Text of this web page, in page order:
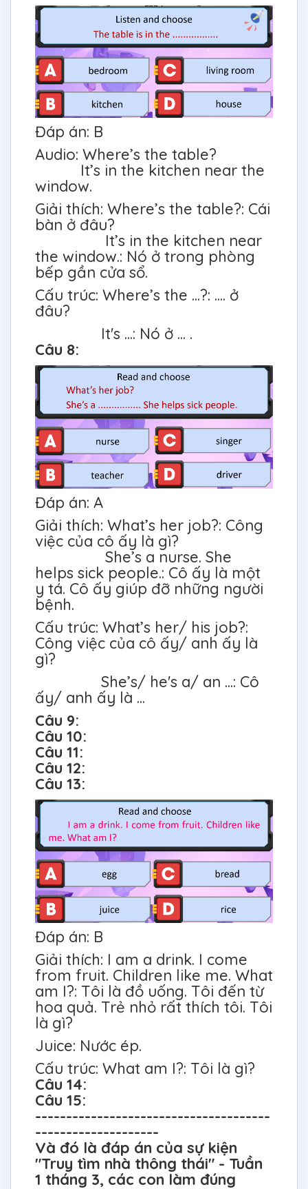
Đáp án: B
Audio: Where’s the table?
It’s in the kitchen near the
window.
Giải thích: Where’s the table?: Cái
bàn ở đâu?
It’s in the kitchen near
the window.: Nó ở trong phòng
bếp gần cửa sổ.
Cấu trúc: Where’s the ...?: .... ở
đâu?
It's ...: Nó ở ... .
Câu 8:
Đáp án: A
Giải thích: What’s her job?: Công
việc của cô ấy là gì?
She’s a nurse. She
helps sick people.: Cô ấy là một
y tá. Cô ấy giúp đỡ những người
bệnh.
Cấu trúc: What’s her/ his job?:
Công việc của cô ấy/ anh ấy là
gì?
She’s/ he's a/ an ...: Cô
ấy/ anh ấy là ...
Câu 9:
Câu 10:
Câu 11:
Câu 12:
Câu 13:
Đáp án: B
Giải thích: I am a drink. I come
from fruit. Children like me. What
am I?: Tôi là đồ uống. Tôi đến từ
hoa quả. Trẻ nhỏ rất thích tôi. Tôi
là gì?
Juice: Nước ép.
Cấu trúc: What am I?: Tôi là gì?
Câu 14:
Câu 15:
--------------------------------------
--------------------
Và đó là đáp án của sự kiện
"Truy tìm nhà thông thái" - Tuần
1 tháng 3, các con làm đúng